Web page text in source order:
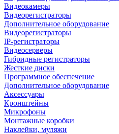
Видеокамеры
Видеорегистраторы
Дополнительное оборудование
Видеорегистраторы
IP-регистраторы
Видеосерверы
Гибридные регистраторы
Жесткие диски
Программное обеспечение
Дополнительное оборудование
Аксессуары
Кронштейны
Микрофоны
Монтажные коробки
Наклейки, муляжи